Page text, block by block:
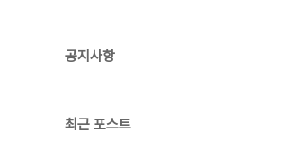
공지사항
최근 포스트